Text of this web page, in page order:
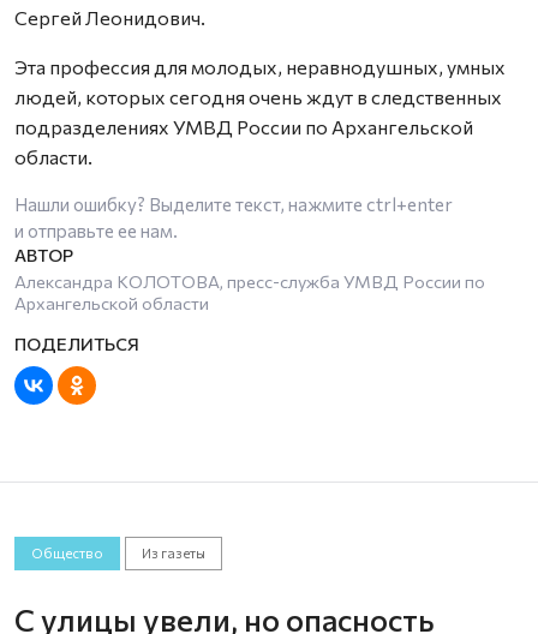
Сергей Леонидович.
Эта профессия для молодых, неравнодушных, умных
людей, которых сегодня очень ждут в следственных
подразделениях УМВД России по Архангельской
области.
Нашли ошибку? Выделите текст, нажмите ctrl+enter
и отправьте ее нам.
Александра КОЛОТОВА, пресс-служба УМВД России по
Архангельской области
Общество Из газеты
С улицы увели, но опасность